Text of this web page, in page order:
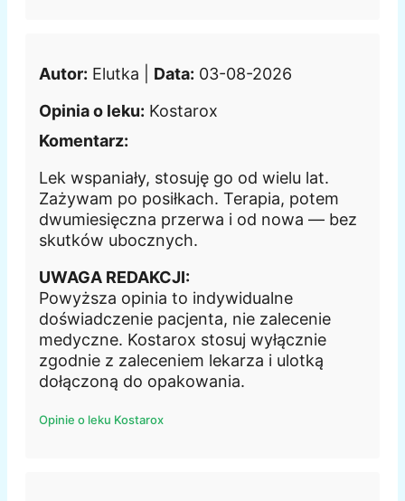
Autor: Elutka | Data: 03-08-2026
Opinia o leku: Kostarox
Komentarz:
Lek wspaniały, stosuję go od wielu lat.
Zażywam po posiłkach. Terapia, potem
dwumiesięczna przerwa i od nowa — bez
skutków ubocznych.
UWAGA REDAKCJI:
Powyższa opinia to indywidualne
doświadczenie pacjenta, nie zalecenie
medyczne. Kostarox stosuj wyłącznie
zgodnie z zaleceniem lekarza i ulotką
dołączoną do opakowania.
Opinie o leku Kostarox